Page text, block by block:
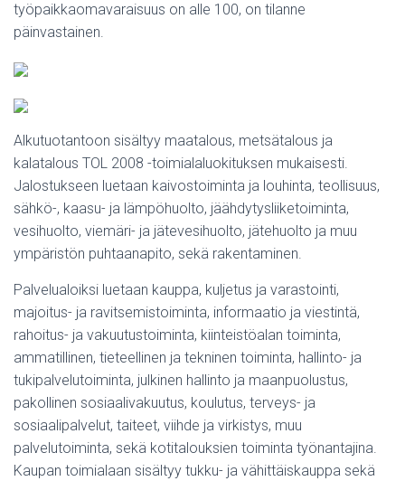
työpaikkaomavaraisuus on alle 100, on tilanne
päinvastainen.
Alkutuotantoon sisältyy maatalous, metsätalous ja
kalatalous TOL 2008 -toimialaluokituksen mukaisesti.
Jalostukseen luetaan kaivostoiminta ja louhinta, teollisuus,
sähkö-, kaasu- ja lämpöhuolto, jäähdytysliiketoiminta,
vesihuolto, viemäri- ja jätevesihuolto, jätehuolto ja muu
ympäristön puhtaanapito, sekä rakentaminen.
Palvelualoiksi luetaan kauppa, kuljetus ja varastointi,
majoitus- ja ravitsemistoiminta, informaatio ja viestintä,
rahoitus- ja vakuutustoiminta, kiinteistöalan toiminta,
ammatillinen, tieteellinen ja tekninen toiminta, hallinto- ja
tukipalvelutoiminta, julkinen hallinto ja maanpuolustus,
pakollinen sosiaalivakuutus, koulutus, terveys- ja
sosiaalipalvelut, taiteet, viihde ja virkistys, muu
palvelutoiminta, sekä kotitalouksien toiminta työnantajina.
Kaupan toimialaan sisältyy tukku- ja vähittäiskauppa sekä